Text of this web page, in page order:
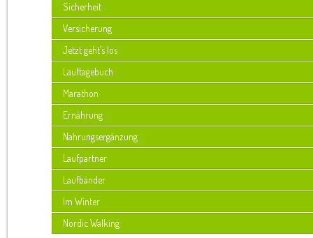
Sicherheit
Versicherung
Jetzt geht’s los
Lauftagebuch
Marathon
Ernährung
Nahrungsergänzung
Laufpartner
Laufbänder
Im Winter
Nordic Walking